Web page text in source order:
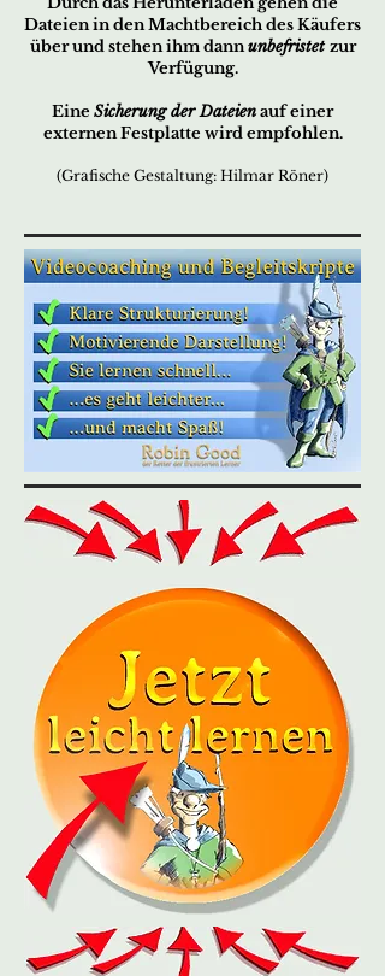
Dateien in den Machtbereich des Käufers
über und stehen ihm dannunbefristetzur
Verfügung.
Eine Sicherung der Dateienauf einer
externen Festplatte wird empfohlen.
(Grafische Gestaltung: Hilmar Röner)